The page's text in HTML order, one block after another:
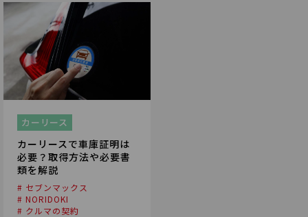
カーリース
カーリースで車庫証明は
必要？取得方法や必要書
類を解説
# セブンマックス
# NORIDOKI
# クルマの契約